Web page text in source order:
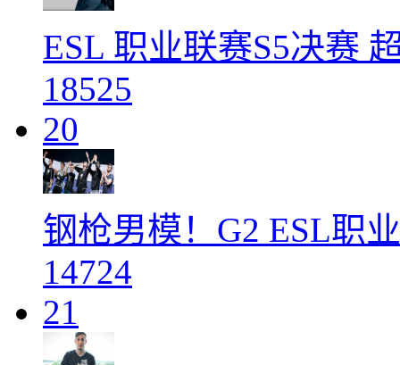
ESL 职业联赛S5决赛
18525
20
钢枪男模！G2 ESL职
14724
21